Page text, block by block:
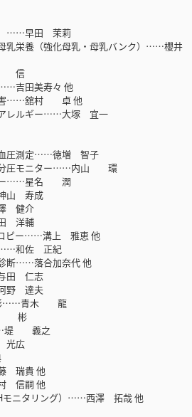
……早田 茉莉
栄養（強化母乳・母乳バンク）……櫻井
信
吉田美寿々 他
害……舘村 卓 他
レルギー……大塚 宜一
圧測定……徳増 智子
分圧モニター……内山 環
ー……星名 潤
山 寿成
健介
洋輔
ピー……溝上 雅恵 他
……和佐 正紀
断……落合加奈代 他
田 仁志
野 達夫
影……青木 龍
彬
堤 義之
光広
瑞貴 他
信嗣 他
ニタリング）……西澤 拓哉 他